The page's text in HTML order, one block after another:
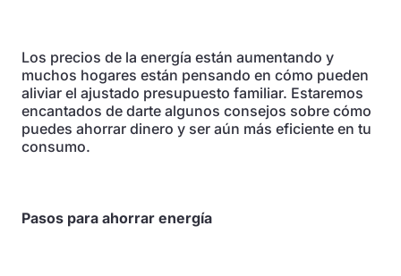
Los precios de la energía están aumentando y
muchos hogares están pensando en cómo pueden
aliviar el ajustado presupuesto familiar. Estaremos
encantados de darte algunos consejos sobre cómo
puedes ahorrar dinero y ser aún más eficiente en tu
consumo.
Pasos para ahorrar energía